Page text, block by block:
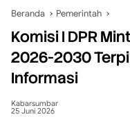
Beranda Pemerintah
Komisi I DPR
2026-2030
Informasi
Kabarsumbar
25 Juni 2026